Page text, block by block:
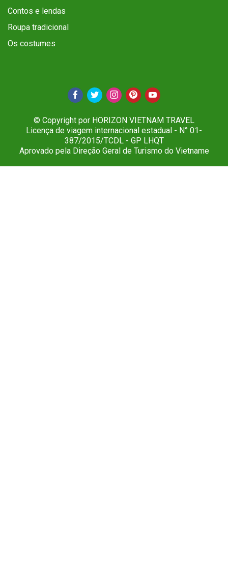
Contos e lendas
Roupa tradicional
Os costumes
© Copyright por HORIZON VIETNAM TRAVEL
Licença de viagem internacional estadual - N° 01-
387/2015/TCDL - GP LHQT
Aprovado pela Direção Geral de Turismo do Vietname